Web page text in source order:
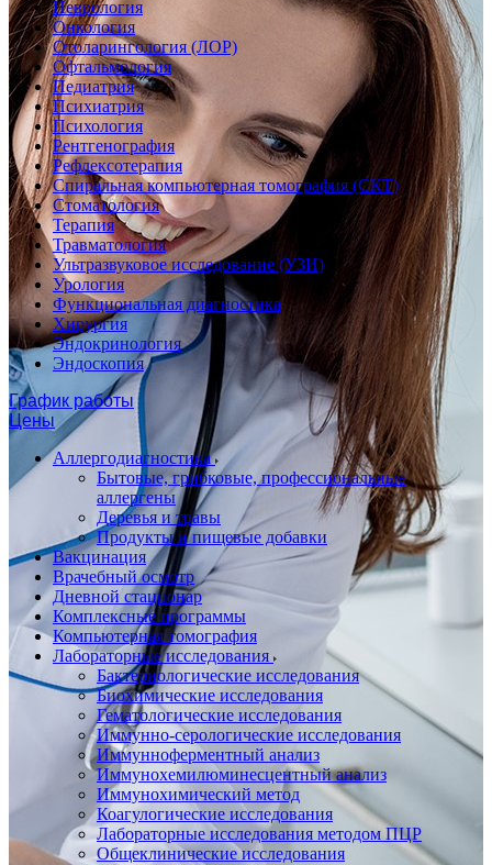
Неврология
Онкология
Отоларингология (ЛОР)
Офтальмология
Педиатрия
Психиатрия
Психология
Рентгенография
Рефлексотерапия
Спиральная компьютерная томография (СКТ)
Стоматология
Терапия
Травматология
Ультразвуковое исследование (УЗИ)
Урология
Функциональная диагностика
Хирургия
Эндокринология
Эндоскопия
График работы
Цены
Аллергодиагностика
Бытовые, грибковые, профессиональные
аллергены
Деревья и травы
Продукты и пищевые добавки
Вакцинация
Врачебный осмотр
Дневной стационар
Комплексные программы
Компьютерная томография
Лабораторные исследования
Бактериологические исследования
Биохимические исследования
Гематологические исследования
Иммунно-серологические исследования
Иммунноферментный анализ
Иммунохемилюминесцентный анализ
Иммунохимический метод
Коагулогические исследования
Лабораторные исследования методом ПЦР
Общеклинические исследования